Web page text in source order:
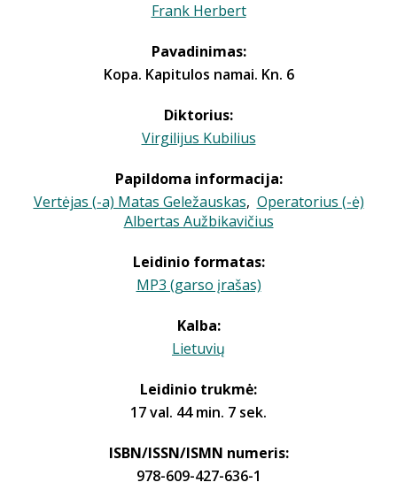
Frank Herbert
Pavadinimas:
Kopa. Kapitulos namai. Kn. 6
Diktorius:
Virgilijus Kubilius
Papildoma informacija:
Vertėjas (-a) Matas Geležauskas, Operatorius (-ė)
Albertas Aužbikavičius
Leidinio formatas:
MP3 (garso įrašas)
Kalba:
Lietuvių
Leidinio trukmė:
17 val. 44 min. 7 sek.
ISBN/ISSN/ISMN numeris:
978-609-427-636-1